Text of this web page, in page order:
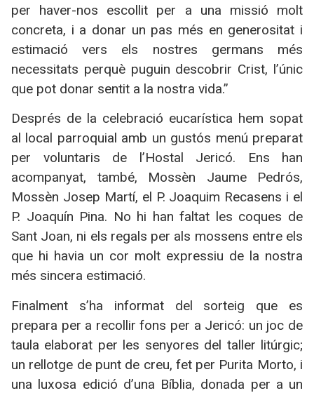
per haver-nos escollit per a una missió molt
concreta, i a donar un pas més en generositat i
estimació vers els nostres germans més
necessitats perquè puguin descobrir Crist, l’únic
que pot donar sentit a la nostra vida.”
Després de la celebració eucarística hem sopat
al local parroquial amb un gustós menú preparat
per voluntaris de l’Hostal Jericó. Ens han
acompanyat, també, Mossèn Jaume Pedrós,
Mossèn Josep Martí, el P. Joaquim Recasens i el
P. Joaquín Pina. No hi han faltat les coques de
Sant Joan, ni els regals per als mossens entre els
que hi havia un cor molt expressiu de la nostra
més sincera estimació.
Finalment s’ha informat del sorteig que es
prepara per a recollir fons per a Jericó: un joc de
taula elaborat per les senyores del taller litúrgic;
un rellotge de punt de creu, fet per Purita Morto, i
una luxosa edició d’una Bíblia, donada per a un